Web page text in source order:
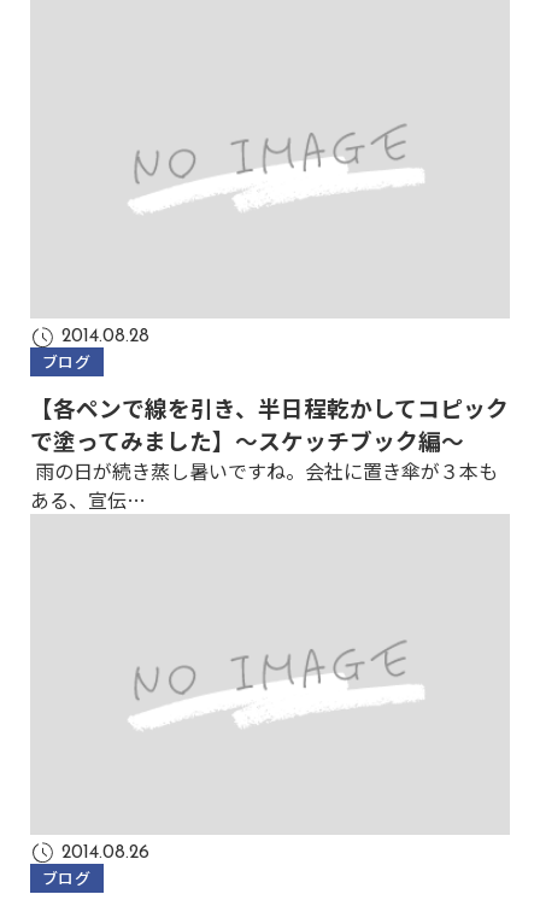
2014.08.28
ブログ
【各ペンで線を引き、半日程乾かしてコピック
で塗ってみました】～スケッチブック編～
雨の日が続き蒸し暑いですね。会社に置き傘が３本も
ある、宣伝…
2014.08.26
ブログ